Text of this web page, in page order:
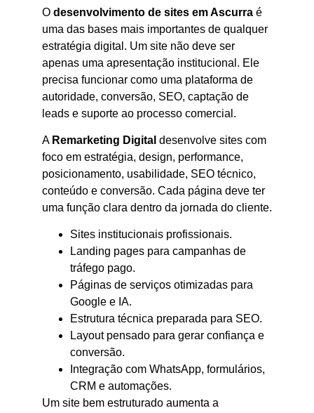
O desenvolvimento de sites em Ascurra é
uma das bases mais importantes de qualquer
estratégia digital. Um site não deve ser
apenas uma apresentação institucional. Ele
precisa funcionar como uma plataforma de
autoridade, conversão, SEO, captação de
leads e suporte ao processo comercial.
A Remarketing Digital desenvolve sites com
foco em estratégia, design, performance,
posicionamento, usabilidade, SEO técnico,
conteúdo e conversão. Cada página deve ter
uma função clara dentro da jornada do cliente.
Sites institucionais profissionais.
Landing pages para campanhas de
tráfego pago.
Páginas de serviços otimizadas para
Google e IA.
Estrutura técnica preparada para SEO.
Layout pensado para gerar confiança e
conversão.
Integração com WhatsApp, formulários,
CRM e automações.
Um site bem estruturado aumenta a